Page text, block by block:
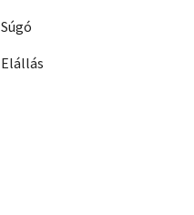
Súgó
Elállás